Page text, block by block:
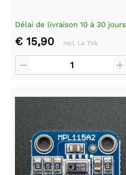
Délai de livraison 10 à 30
€ 15,90 Incl. La TVA